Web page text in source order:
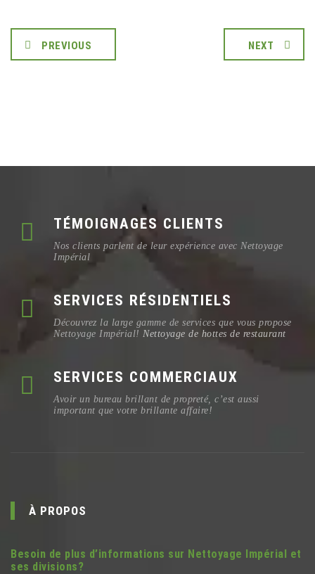
PREVIOUS NEXT
TÉMOIGNAGES CLIENTS
Nos clients parlent de leur expérience avec Nettoyage
Impérial
SERVICES RÉSIDENTIELS
Découvrez la large gamme de services que vous propose
Nettoyage Impérial! Nettoyage de hottes de restaurant
SERVICES COMMERCIAUX
Avoir un bureau brillant de propreté, c’est aussi
important que votre brillante affaire!
À PROPOS
Besoin de plus d’informations sur Nettoyage Impérial et
ses divisions?